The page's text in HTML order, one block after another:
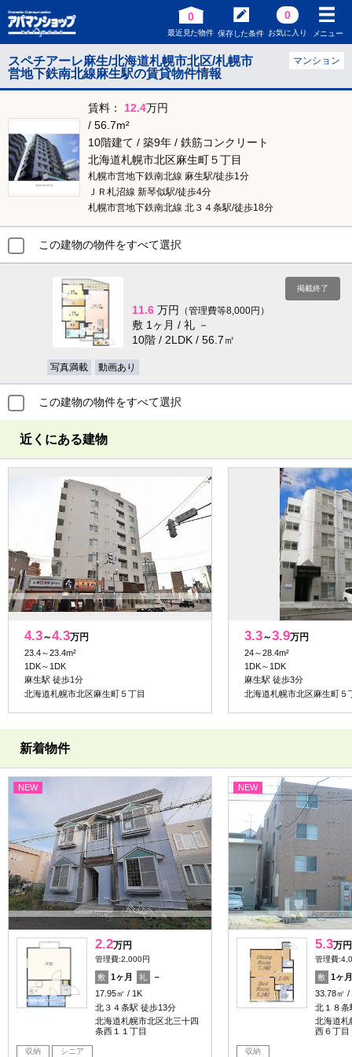
0
最近見た物件 保存した条件
0
お気に入り メニュー
スペチアーレ麻生/北海道札幌市北区/札幌市
営地下鉄南北線麻生駅の賃貸物件情報
マンション
賃料： 12.4万円
/ 56.7m²
10階建て / 築9年 / 鉄筋コンクリート
北海道札幌市北区麻生町５丁目
札幌市営地下鉄南北線 麻生駅/徒歩1分
ＪＲ札沼線 新琴似駅/徒歩4分
札幌市営地下鉄南北線 北３４条駅/徒歩18分
この建物の物件をすべて選択
掲載終了
11.6 万円 （管理費等8,000円）
敷 1ヶ月 / 礼 －
10階 / 2LDK / 56.7㎡
写真満載 動画あり
この建物の物件をすべて選択
近くにある建物
4.3～4.3万円
23.4～23.4m²
1DK～1DK
麻生駅 徒歩1分
北海道札幌市北区麻生町５丁目
3.3～3.9万円
24～28.4m²
1DK～1DK
麻生駅 徒歩3分
北海道札幌市北区麻生町５
新着物件
NEW
2.2万円
管理費:2,000円
敷 1ヶ月 礼
－
17.95㎡
1K
北３４条駅 徒歩13分
北海道札幌市北区北三十四
条西１１丁目
収納 シニア
NEW
5.3万円
管理費
敷
1ヶ月
33.78㎡
北１８条
北海道札
西６丁目
収納